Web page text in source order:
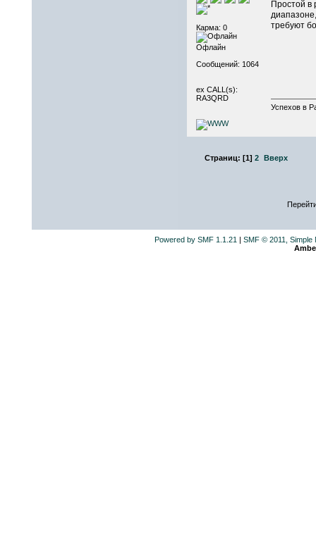
Карма: 0
Офлайн
Сообщений: 1064
ex CALL(s):
RA3QRD
Простой в
требуют
Успехов в
Страниц: [1] 2 Вверх
Powered by SMF 1.1.21 | SMF © 2011, Simple